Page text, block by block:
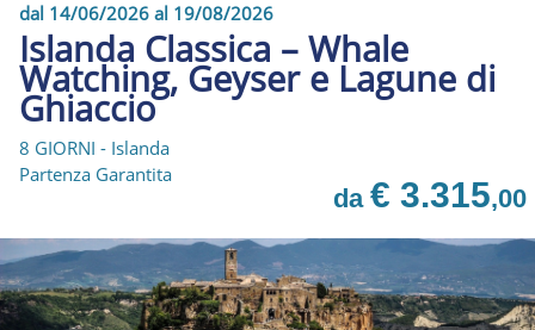
dal 14/06/2026 al 19/08/2026
Islanda Classica – Whale
Watching, Geyser e Lagune di
Ghiaccio
8 GIORNI - Islanda
Partenza Garantita
da € 3.315,00